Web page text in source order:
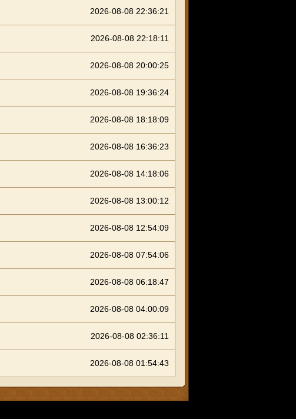
2026-08-08 22:36:21
2026-08-08 22:18:11
2026-08-08 20:00:25
2026-08-08 19:36:24
2026-08-08 18:18:09
2026-08-08 16:36:23
2026-08-08 14:18:06
2026-08-08 13:00:12
2026-08-08 12:54:09
2026-08-08 07:54:06
2026-08-08 06:18:47
2026-08-08 04:00:09
2026-08-08 02:36:11
2026-08-08 01:54:43